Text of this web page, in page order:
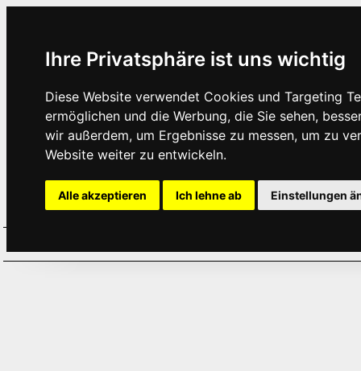
Ihre Privatsphäre ist uns wichtig
Diese Website verwendet Cookies und Targeting
ermöglichen und die Werbung, die Sie sehen,
wir außerdem, um Ergebnisse zu messen, um zu
Website weiter zu entwickeln.
Alle akzeptieren Ich lehne ab Einstellungen